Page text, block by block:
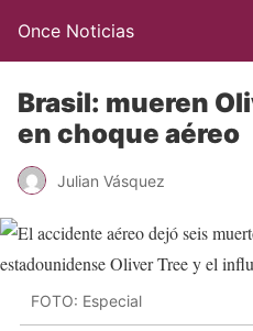
Once Noticias
Brasil: mueren
en choque aéreo
Julian Vásquez
FOTO: Especial